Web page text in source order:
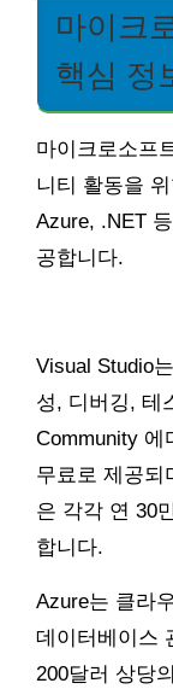
마이크
핵심 정
마이크로소프
니티 활동을
Azure, .NET
공합니다.
Visual Studio
성, 디버깅, 테
Community 에
무료로 제공되
은 각각 연 30
합니다.
Azure는 클라
데이터베이스
200달러 상당